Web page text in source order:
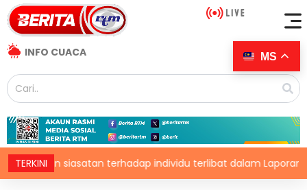
INFO CUACA
TERKINIsiasatan terhadap individu terlibat dalam Laporan RCI TH
MS